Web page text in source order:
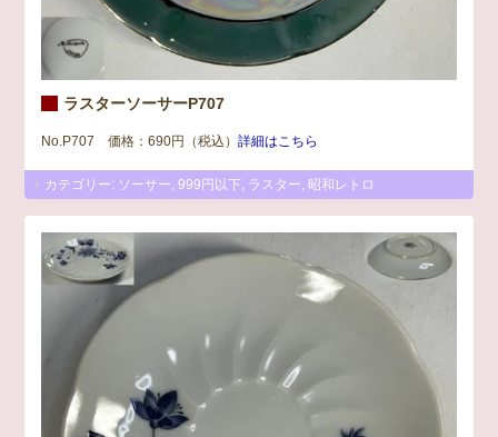
ラスターソーサーP707
No.P707 価格：690円（税込）詳細はこちら
カテゴリー: ソーサー ,999円以下 ラスター 昭和レトロ